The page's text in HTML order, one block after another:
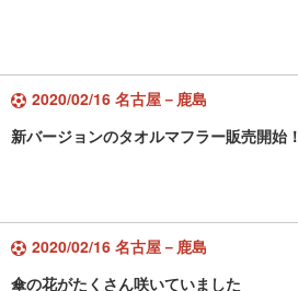
2020/02/16 名古屋－鹿島
新バージョンのタオルマフラー販売開始！
2020/02/16 名古屋－鹿島
傘の花がたくさん咲いていました